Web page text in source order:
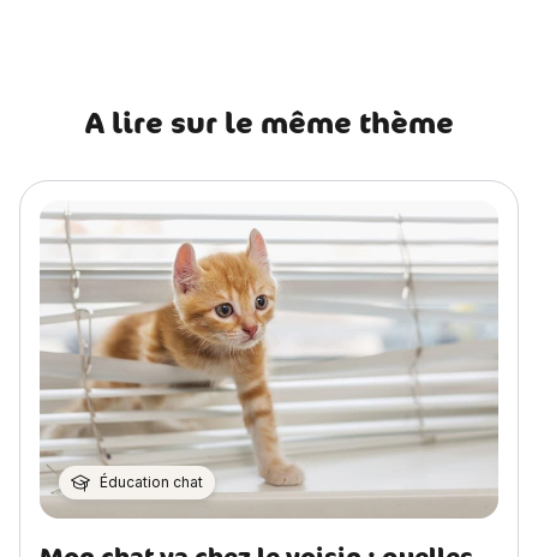
A lire sur le même thème
Éducation chat